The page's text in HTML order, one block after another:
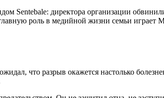
Sentebale: директора организации
роль в медийной жизни семьи играет
что разрыв окажется настолько